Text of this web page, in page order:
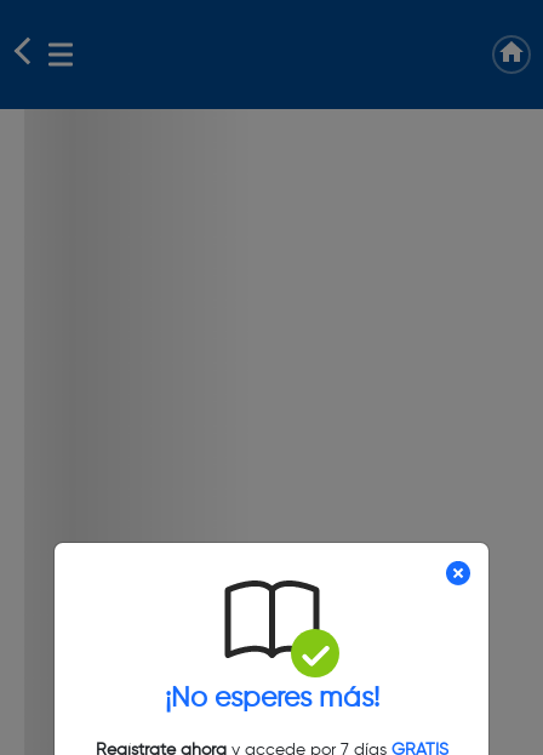
¡No esperes más!
Regístrate ahoray accede por 7 días GRATIS